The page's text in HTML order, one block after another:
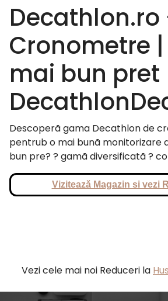
Decathlon.ro
Cronometre |
mai bun pret
Descoperã gama Decathlon de
pentrub o mai bunã monitorizare
bun pre? ? gamã diversificatã ?
Vizitează Magazin si vezi
Vezi cele mai noi Reduceri la